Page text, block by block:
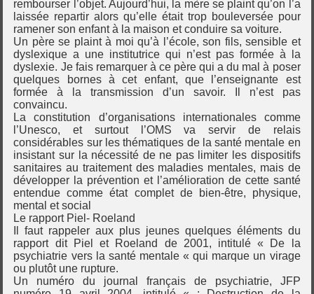
rembourser l’objet. Aujourd’hui, la mère se plaint qu’on l’a
laissée repartir alors qu’elle était trop bouleversée pour
ramener son enfant à la maison et conduire sa voiture.
Un père se plaint à moi qu’à l’école, son fils, sensible et
dyslexique a une institutrice qui n’est pas formée à la
dyslexie. Je fais remarquer à ce père qui a du mal à poser
quelques bornes à cet enfant, que l’enseignante est
formée à la transmission d’un savoir. Il n’est pas
convaincu.
La constitution d’organisations internationales comme
l’Unesco, et surtout l’OMS va servir de relais
considérables sur les thématiques de la santé mentale en
insistant sur la nécessité de ne pas limiter les dispositifs
sanitaires au traitement des maladies mentales, mais de
développer la prévention et l’amélioration de cette santé
entendue comme état complet de bien-être, physique,
mental et social
Le rapport Piel- Roeland
Il faut rappeler aux plus jeunes quelques éléments du
rapport dit Piel et Roeland de 2001, intitulé « De la
psychiatrie vers la santé mentale « qui marque un virage
ou plutôt une rupture.
Un numéro du journal français de psychiatrie, JFP